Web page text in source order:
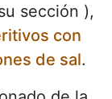
sección ),
con
de sal.